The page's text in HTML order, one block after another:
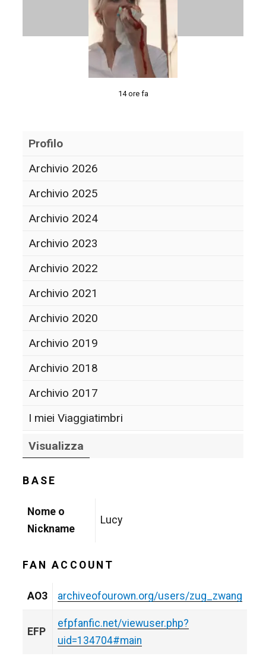
14 ore fa
Profilo
Archivio 2026
Archivio 2025
Archivio 2024
Archivio 2023
Archivio 2022
Archivio 2021
Archivio 2020
Archivio 2019
Archivio 2018
Archivio 2017
I miei Viaggiatimbri
Visualizza
BASE
Nome o
Nickname
Lucy
FAN ACCOUNT
AO3 archiveofourown.org/users/zug_zwang
EFP
efpfanfic.net/viewuser.php?
uid=134704#main